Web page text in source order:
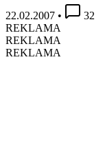
22.02.2007 •
32
REKLAMA
REKLAMA
REKLAMA